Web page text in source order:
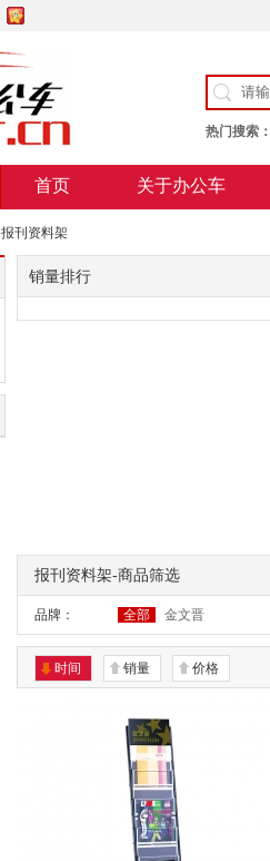
热门搜索
首页 关于办公车
美术用纸
报刊资料架
销量排行
报刊资料架-商品筛选
品牌： 全部 金文晋
时间 销量 价格